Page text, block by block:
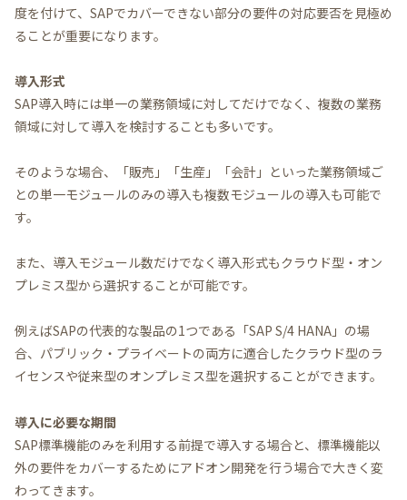
度を付けて、SAPでカバーできない部分の要件の対応要否を見極め
ることが重要になります。
導入形式
SAP導入時には単一の業務領域に対してだけでなく、複数の業務
領域に対して導入を検討することも多いです。
そのような場合、「販売」「生産」「会計」といった業務領域ご
との単一モジュールのみの導入も複数モジュールの導入も可能で
す。
また、導入モジュール数だけでなく導入形式もクラウド型・オン
プレミス型から選択することが可能です。
例えばSAPの代表的な製品の1つである「SAP S/4 HANA」の場
合、パブリック・プライベートの両方に適合したクラウド型のラ
イセンスや従来型のオンプレミス型を選択することができます。
導入に必要な期間
SAP標準機能のみを利用する前提で導入する場合と、標準機能以
外の要件をカバーするためにアドオン開発を行う場合で大きく変
わってきます。